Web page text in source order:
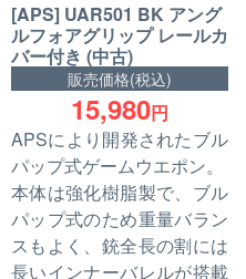
[APS] UAR501 BK アング
ルフォアグリップ レールカ
バー付き (中古)
販売価格(税込)
15,980円
APSにより開発されたブル
パップ式ゲームウエポン。
本体は強化樹脂製で、ブル
パップ式のため重量バラン
スもよく、銃全長の割には
長いインナーバレルが搭載